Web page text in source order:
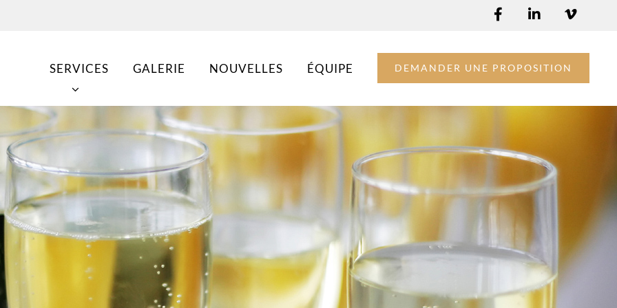
SERVICES GALERIE NOUVELLES ÉQUIPE DEMANDER UNE PROPOSITION